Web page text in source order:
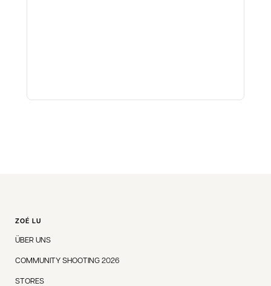
ZOÉ LU
ÜBER UNS
COMMUNITY SHOOTING 2026
STORES